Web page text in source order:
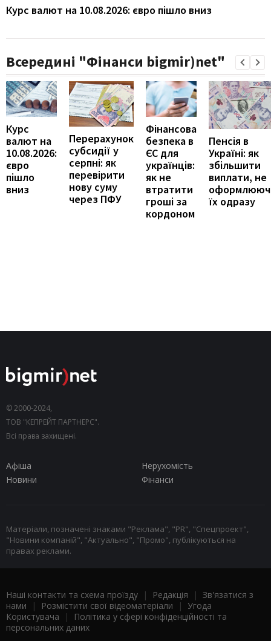
Курс валют на 10.08.2026: євро пішло вниз
Всередині "Фінанси bigmir)net"
Курс
валют на
10.08.2026:
євро
пішло
вниз
Перерахунок
субсидії у
серпні: як
перевірити
нову суму
через ПФУ
Фінансова
безпека в
ЄС для
українців:
як не
втратити
гроші за
кордоном
Пенсія в
Україні: як
збільшити
виплати, не
їх одразу
© 2000-2024,
ТОВ "КЕПРЕЙТ ПАРТНЕРС".
Всі права захищені.
Афіша
Нерухомість
Новини
Фінанси
Матеріали, позначені знаками "Реклама", "PR", "Спецпроект",
"Новини компаній", "Актуально", "Промо", публікуються на
правах реклами.
Наші контакти та схема проїзду | Редакція | Зв'язатися з
нами | Розмістити свої відеоматеріали | Угода
Користувача |
Політика у сфері конфіденційності та
персональних даних